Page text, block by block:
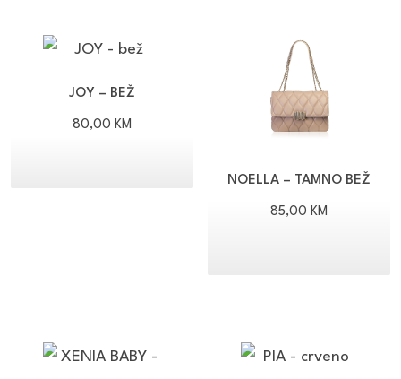
JOY – BEŽ
80,00 KM
NOELLA – TAMNO BEŽ
85,00KM